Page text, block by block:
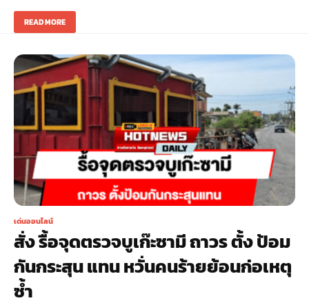
READ MORE
เด่นออนไลน์
สั่ง รื้อจุดตรวจบูเก๊ะซามี ถาวร ตั้ง ป้อม
กันกระสุน แทน หวั่นคนร้ายย้อนก่อเหตุ
ซ้ำ